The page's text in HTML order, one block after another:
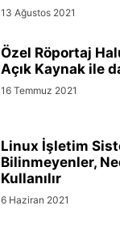
13 Ağustos 2021
Özel Röportaj
Açık Kaynak ile
16 Temmuz 2021
Linux İşletim
Bilinmeyenler,
Kullanılır
6 Haziran 2021